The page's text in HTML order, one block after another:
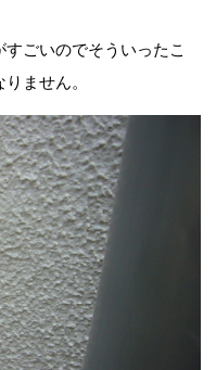
ごいのでそういったこ
ません。